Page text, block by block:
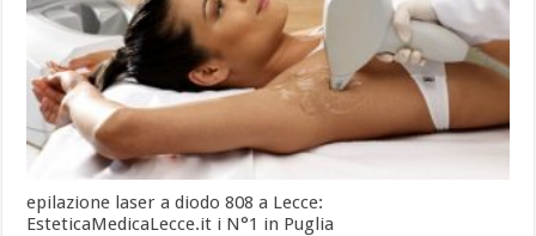
epilazione laser a diodo 808 a Lecce:
EsteticaMedicaLecce.it i N°1 in Puglia